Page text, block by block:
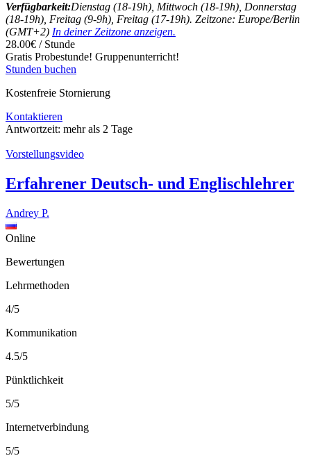
Verfügbarkeit:Dienstag (18-19h), Mittwoch (18-19h), Donnerstag
(18-19h), Freitag (9-9h), Freitag (17-19h). Zeitzone: Europe/Berlin
(GMT+2) In deiner Zeitzone anzeigen.
28.00€ / Stunde
Gratis Probestunde! Gruppenunterricht!
Stunden buchen
Kostenfreie Stornierung
Kontaktieren
Antwortzeit: mehr als 2 Tage
Vorstellungsvideo
Erfahrener Deutsch- und Englischlehrer
Andrey P.
Online
Bewertungen
Lehrmethoden
4/5
Kommunikation
4.5/5
Pünktlichkeit
5/5
Internetverbindung
5/5